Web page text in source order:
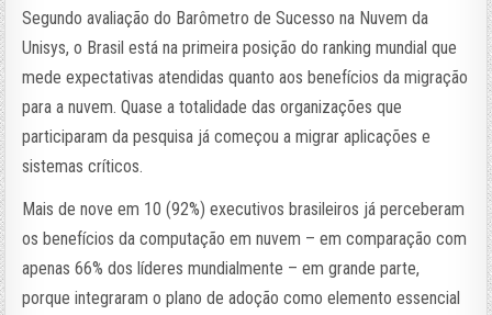
Segundo avaliação do Barômetro de Sucesso na Nuvem da
Unisys, o Brasil está na primeira posição do ranking mundial que
mede expectativas atendidas quanto aos benefícios da migração
para a nuvem. Quase a totalidade das organizações que
participaram da pesquisa já começou a migrar aplicações e
sistemas críticos.
Mais de nove em 10 (92%) executivos brasileiros já perceberam
os benefícios da computação em nuvem – em comparação com
apenas 66% dos líderes mundialmente – em grande parte,
porque integraram o plano de adoção como elemento essencial